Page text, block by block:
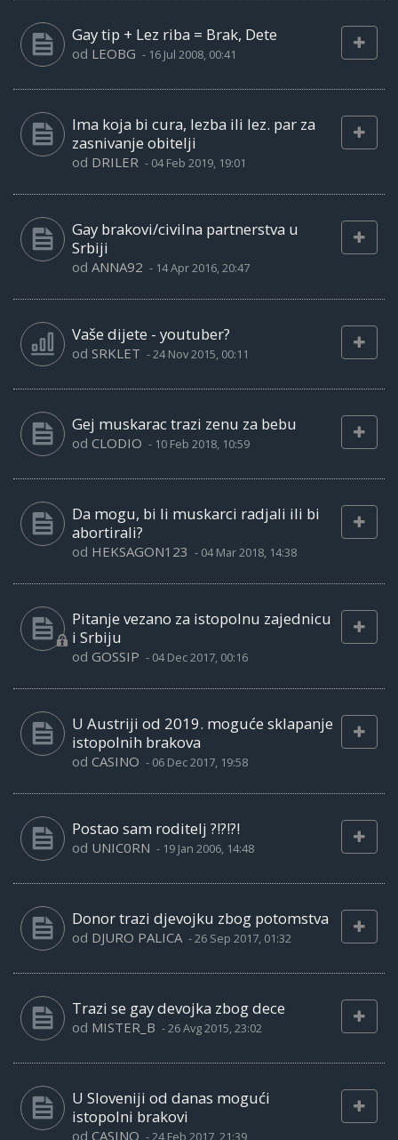
Gay tip + Lez riba = Brak, Dete
od LEOBG - 16 Jul 2008, 00:41
Ima koja bi cura, lezba ili lez. par za
zasnivanje obitelji
od DRILER - 04 Feb 2019, 19:01
Gay brakovi/civilna partnerstva u
Srbiji
od ANNA92 - 14 Apr 2016, 20:47
Vaše dijete - youtuber?
od SRKLET -24 Nov 2015, 00:11
Gej muskarac trazi zenu za bebu
od CLODIO - 10 Feb 2018, 10:59
Da mogu, bi li muskarci radjali ili bi
abortirali?
od HEKSAGON123 - 04 Mar 2018, 14:38
Pitanje vezano za istopolnu zajednicu
i Srbiju
od GOSSIP - 04 Dec 2017, 00:16
U Austriji od 2019. moguće sklapanje
istopolnih brakova
od CASINO - 06 Dec 2017, 19:58
Postao sam roditelj ?!?!?!
od UNIC0RN - 19 Jan 2006, 14:48
Donor trazi djevojku zbog potomstva
od DJURO PALICA -26 Sep 2017, 01:32
Trazi se gay devojka zbog dece
od MISTER_B -26 Avg 2015, 23:02
U Sloveniji od danas mogući
istopolni brakovi
od CASINO - 24 Feb 2017, 21:39